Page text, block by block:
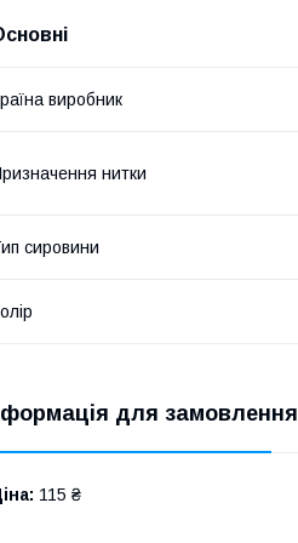
виробник
нитки
сировини
для замовлення
115 ₴